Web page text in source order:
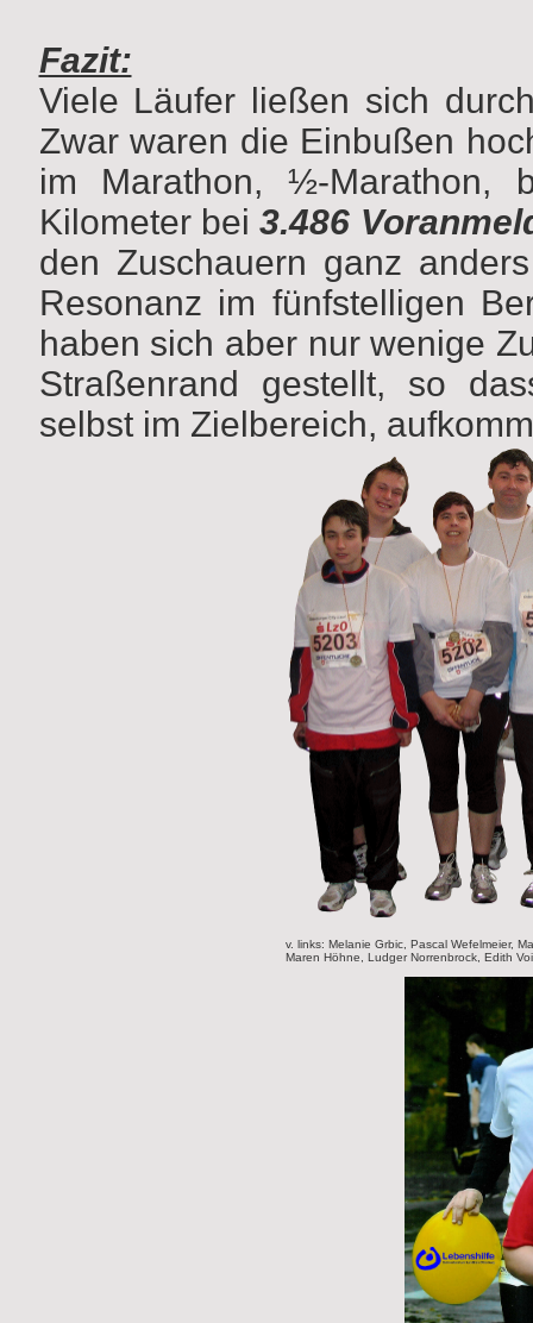
Fazit:
Viele Läufer ließen sich
Zwar waren die Einbußen
im Marathon, ½-
Kilometer bei3.486
den Zuschauern ganz
Resonanz im fünfstelligen
haben sich aber nur wenige
Straßenrand gestellt, so
selbst im Zielbereich,
v. links: Melanie Grbic, Pascal Wefelmeier,
Maren Höhne, Ludger Norrenbrock, Edith